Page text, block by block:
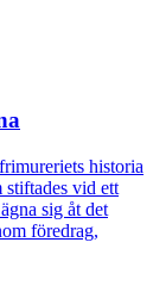
historia
vid ett
sig åt det
föredrag,